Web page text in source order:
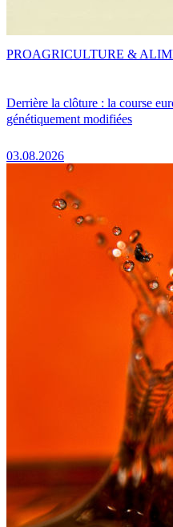
Derrière la clôture : la course
génétiquement modifiées
03.08.2026
PROAGRICULTURE &